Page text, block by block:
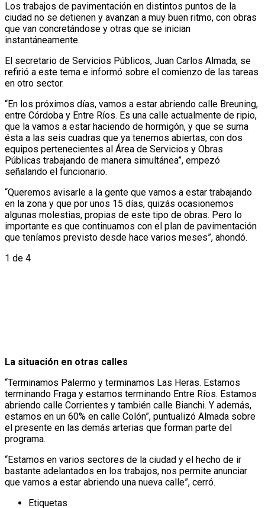
Los trabajos de pavimentación en distintos puntos de la
ciudad no se detienen y avanzan a muy buen ritmo, con obras
que van concretándose y otras que se inician
instantáneamente.
El secretario de Servicios Públicos, Juan Carlos Almada, se
refirió a este tema e informó sobre el comienzo de las tareas
en otro sector.
“En los próximos días, vamos a estar abriendo calle Breuning,
entre Córdoba y Entre Ríos. Es una calle actualmente de ripio,
que la vamos a estar haciendo de hormigón, y que se suma
ésta a las seis cuadras que ya tenemos abiertas, con dos
equipos pertenecientes al Área de Servicios y Obras
Públicas trabajando de manera simultánea”, empezó
señalando el funcionario.
“Queremos avisarle a la gente que vamos a estar trabajando
en la zona y que por unos 15 días, quizás ocasionemos
algunas molestias, propias de este tipo de obras. Pero lo
importante es que continuamos con el plan de pavimentación
que teníamos previsto desde hace varios meses”, ahondó.
1 de 4
La situación en otras calles
“Terminamos Palermo y terminamos Las Heras. Estamos
terminando Fraga y estamos terminando Entre Ríos. Estamos
abriendo calle Corrientes y también calle Bianchi. Y además,
estamos en un 60% en calle Colón”, puntualizó Almada sobre
el presente en las demás arterias que forman parte del
programa.
“Estamos en varios sectores de la ciudad y el hecho de ir
bastante adelantados en los trabajos, nos permite anunciar
que vamos a estar abriendo una nueva calle”, cerró.
Etiquetas